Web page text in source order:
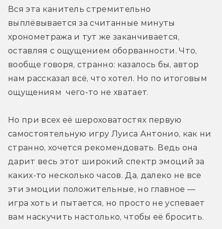
Весь повторяющийся вечер — сон
нашего протагониста. Его разум ищет
способы остаться вместе с женой, хотя
он подсознательно и понимает, что ни
к чему хорошему это не приведёт,
ведь они брат и сестра. Жена об этом
не знает, но тайна рано или поздно
будет больно. Полицейский же —
проекция отца героев, стремящегося
спасти свою дочь и готового ради
этого разбить их хрупкую идиллию.
Его убийцей, кстати, тоже оказывается
сам главный герой.
Вся эта канитель стремительно
выплёвывается за считанные минуты
хронометража и тут же заканчивается,
оставляя с ощущением оборванности. Что,
вообще говоря, странно: казалось бы, автор
нам рассказал всё, что хотел. Но по итоговым
ощущениям  чего-то не хватает.
Но при всех её шероховатостях первую
самостоятельную игру Луиса Антонио, как ни
странно, хочется рекомендовать. Ведь она
дарит весь этот широкий спектр эмоций за
каких-то несколько часов. Да, далеко не все
эти эмоции положительные, но главное —
игра хоть и пытается, но просто не успевает
вам наскучить настолько, чтобы её бросить.